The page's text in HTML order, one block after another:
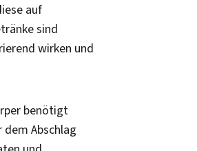
auf
sind
wirken und
benötigt
Abschlag